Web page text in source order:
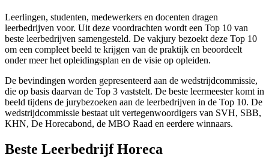
Leerlingen, studenten, medewerkers en docenten dragen
leerbedrijven voor. Uit deze voordrachten wordt een Top 10 van
beste leerbedrijven samengesteld. De vakjury bezoekt deze Top 10
om een compleet beeld te krijgen van de praktijk en beoordeelt
onder meer het opleidingsplan en de visie op opleiden.
De bevindingen worden gepresenteerd aan de wedstrijdcommissie,
die op basis daarvan de Top 3 vaststelt. De beste leermeester komt in
beeld tijdens de jurybezoeken aan de leerbedrijven in de Top 10. De
wedstrijdcommissie bestaat uit vertegenwoordigers van SVH, SBB,
KHN, De Horecabond, de MBO Raad en eerdere winnaars.
Beste Leerbedrijf Horeca